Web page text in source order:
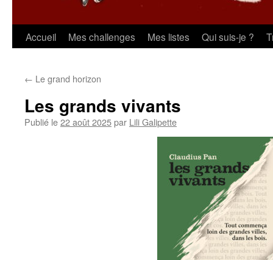
Aller
contenu
Accueil Mes challenges Mes listes Qui suis-je ?
← Le grand horizon
Les grands vivants
Publié le22 août 2025par Lili Galipette